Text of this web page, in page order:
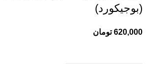
(بوجیکورد)
620,000 تومان